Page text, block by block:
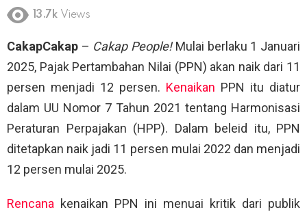
13.7k Views
CakapCakap – Cakap People!Mulai berlaku 1 Januari
2025, Pajak Pertambahan Nilai (PPN) akan naik dari 11
persen menjadi 12 persen. Kenaikan PPN itu diatur
dalam UU Nomor 7 Tahun 2021 tentang Harmonisasi
Peraturan Perpajakan (HPP). Dalam beleid itu, PPN
ditetapkan naik jadi 11 persen mulai 2022 dan menjadi
12 persen mulai 2025.
Rencana kenaikan PPN ini menuai kritik dari publik